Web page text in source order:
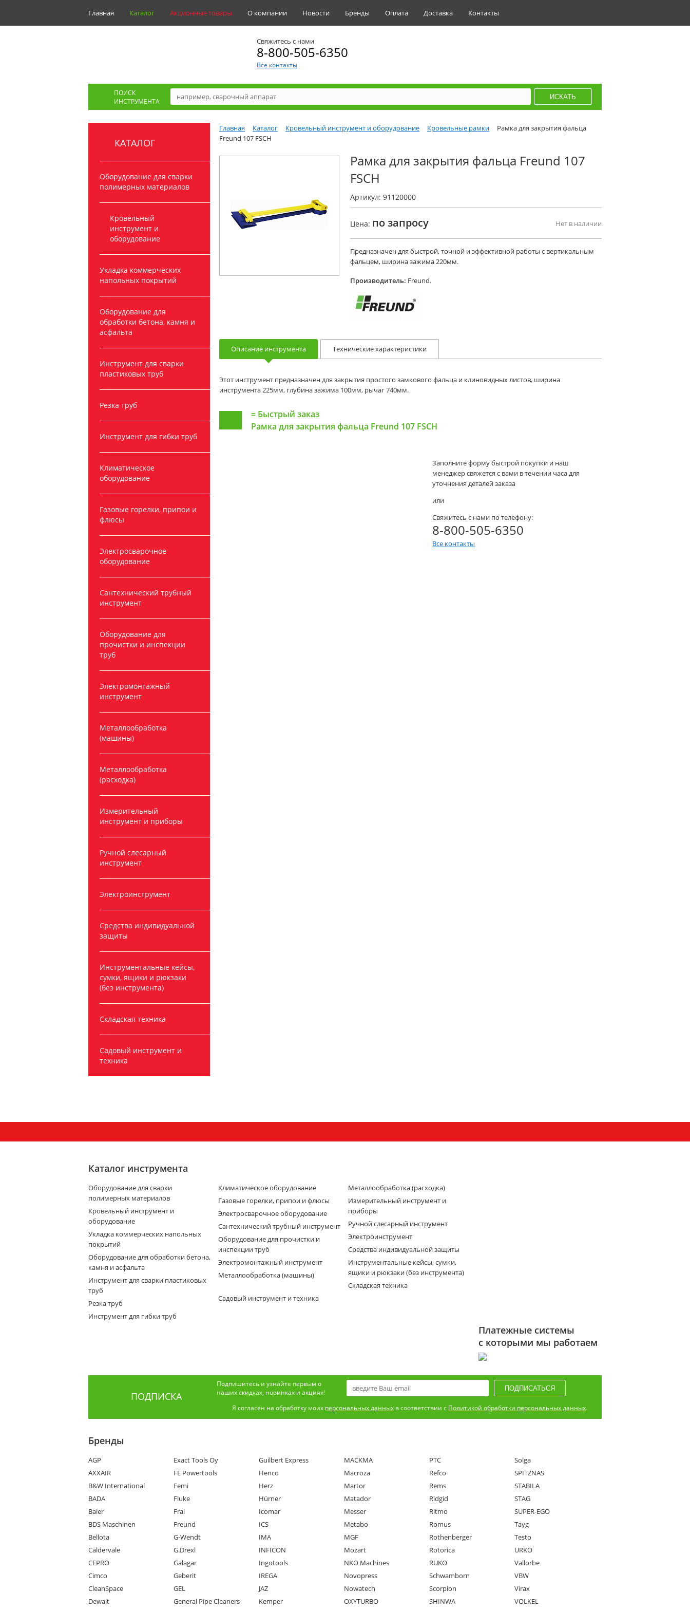
Главная Каталог Акционные товары О компании Новости Бренды Оплата Доставка Контакты
Свяжитесь с нами
8-800-505-6350
Все контакты
ПОИСК
ИНСТРУМЕНТА
КАТАЛОГ
Оборудование для сварки
полимерных материалов
Кровельный
инструмент и
оборудование
Укладка коммерческих
напольных покрытий
Оборудование для
обработки бетона, камня и
асфальта
Инструмент для сварки
пластиковых труб
Резка труб
Инструмент для гибки труб
Климатическое
оборудование
Газовые горелки, припои и
флюсы
Электросварочное
оборудование
Сантехнический трубный
инструмент
Оборудование для
прочистки и инспекции
труб
Электромонтажный
инструмент
Металлообработка
(машины)
Металлообработка
(расходка)
Измерительный
инструмент и приборы
Ручной слесарный
инструмент
Электроинструмент
Средства индивидуальной
защиты
Инструментальные кейсы,
сумки, ящики и рюкзаки
(без инструмента)
Складская техника
Садовый инструмент и
техника
Главная Каталог Кровельный инструмент и оборудование Кровельные рамки
Рамка для закрытия фальца
Freund 107 FSCH
Рамка для закрытия фальца Freund 107
FSCH
Артикул: 91120000
Цена: по запросу Нет в наличии
Предназначен для быстрой, точной и эффективной работы с вертикальным
фальцем, ширина зажима 220мм.
Производитель: Freund.
Описание инструмента Технические характеристики
Этот инструмент предназначен для закрытия простого замкового фальца и клиновидных листов, ширина
инструмента 225мм, глубина зажима 100мм, рычаг 740мм.
= Быстрый заказ
Рамка для закрытия фальца Freund 107 FSCH
Заполните форму быстрой покупки и наш
менеджер свяжется с вами в течении часа для
уточнения деталей заказа
или
Свяжитесь с нами по телефону:
8-800-505-6350
Все контакты
Каталог инструмента
Оборудование для сварки
полимерных материалов
Кровельный инструмент и
оборудование
Укладка коммерческих напольных
покрытий
Оборудование для обработки бетона,
камня и асфальта
Инструмент для сварки пластиковых
труб
Резка труб
Инструмент для гибки труб
Климатическое оборудование
Газовые горелки, припои и флюсы
Электросварочное оборудование
Сантехнический трубный инструмент
Оборудование для прочистки и
инспекции труб
Электромонтажный инструмент
Металлообработка (машины)
Металлообработка (расходка)
Измерительный инструмент и
приборы
Ручной слесарный инструмент
Электроинструмент
Средства индивидуальной защиты
Инструментальные кейсы, сумки,
ящики и рюкзаки (без инструмента)
Складская техника
Садовый инструмент и техника
Платежные системы
с которыми мы работаем
ПОДПИСКА
Подпишитесь и узнайте первым о
наших скидках, новинках и акциях!
Я согласен на обработку моих персональных данных в соответствии с Политикой обработки персональных данных.
Бренды
AGP
AXXAIR
B&W International
BADA
Baier
BDS Maschinen
Bellota
Caldervale
CEPRO
Cimco
CleanSpace
Dewalt
Exact Tools Oy
FE Powertools
Femi
Fluke
Fral
Freund
G-Wendt
G.Drexl
Galagar
Geberit
GEL
General Pipe Cleaners
Guilbert Express
Henco
Herz
Hürner
Icomar
ICS
IMA
INFICON
Ingotools
IREGA
JAZ
Kemper
MACKMA
Macroza
Martor
Matador
Messer
Metabo
MGF
Mozart
NKO Machines
Novopress
Nowatech
OXYTURBO
PTC
Refco
Rems
Ridgid
Ritmo
Romus
Rothenberger
Rotorica
RUKO
Schwamborn
Scorpion
SHINWA
Solga
SPITZNAS
STABILA
STAG
SUPER-EGO
Tayg
Testo
URKO
Vallorbe
VBW
Virax
VOLKEL